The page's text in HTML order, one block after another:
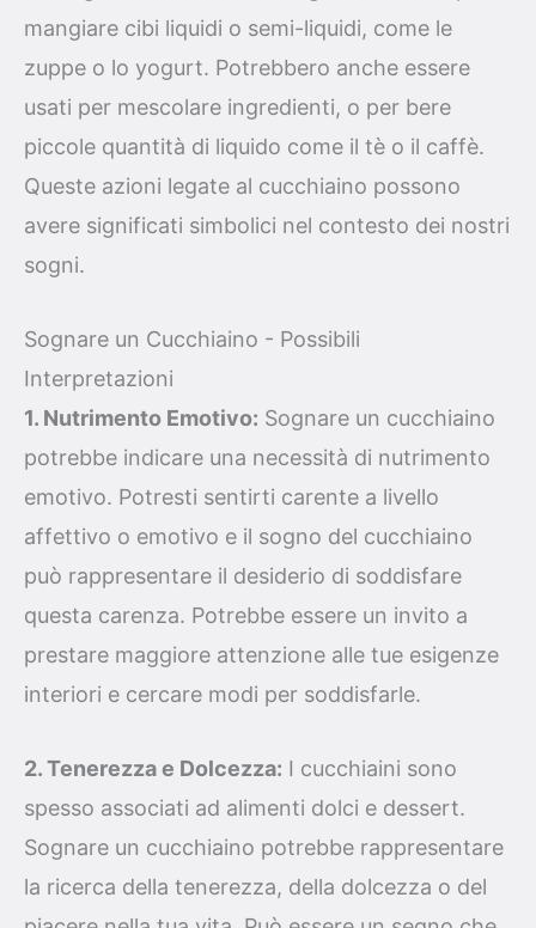
mangiare cibi liquidi o semi-liquidi, come le
zuppe o lo yogurt. Potrebbero anche essere
usati per mescolare ingredienti, o per bere
piccole quantità di liquido come il tè o il caffè.
Queste azioni legate al cucchiaino possono
avere significati simbolici nel contesto dei nostri
sogni.
Sognare un Cucchiaino - Possibili
Interpretazioni
1. Nutrimento Emotivo: Sognare un cucchiaino
potrebbe indicare una necessità di nutrimento
emotivo. Potresti sentirti carente a livello
affettivo o emotivo e il sogno del cucchiaino
può rappresentare il desiderio di soddisfare
questa carenza. Potrebbe essere un invito a
prestare maggiore attenzione alle tue esigenze
interiori e cercare modi per soddisfarle.
2. Tenerezza e Dolcezza: I cucchiaini sono
spesso associati ad alimenti dolci e dessert.
Sognare un cucchiaino potrebbe rappresentare
la ricerca della tenerezza, della dolcezza o del